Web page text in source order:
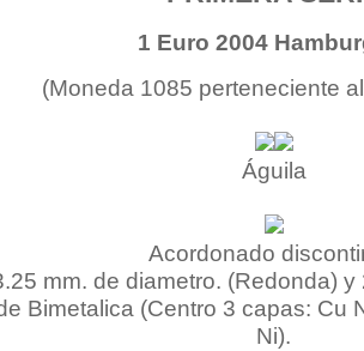
1 Euro 2004
(Moneda 1085 perteneciente
Águila
Acordonado
mm. de diametro. (Redonda)
Bimetalica (Centro 3 capas: Cu
Ni).